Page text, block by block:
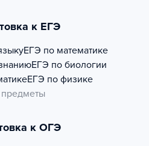
к ЕГЭ
ЕГЭ по математике
ЕГЭ по биологии
ЕГЭ по физике
к ОГЭ